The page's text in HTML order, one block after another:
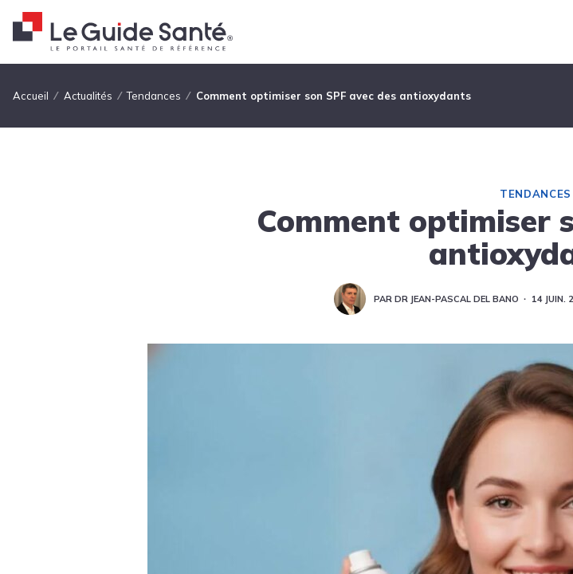
Fil d'Ariane
Accueil Actualités Tendances Comment optimiser son SPF avec des antioxydants
TENDANCES
Comment optimiser
PAR DR JEAN-PASCAL DEL BANO 14 JUIN.